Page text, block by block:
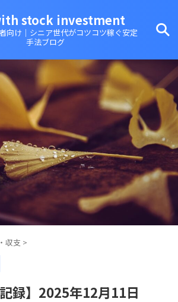
stock investment
向け｜シニア世代がコツコツ稼ぐ安定
手法ブログ
収支 >
記録】2025年12月11日